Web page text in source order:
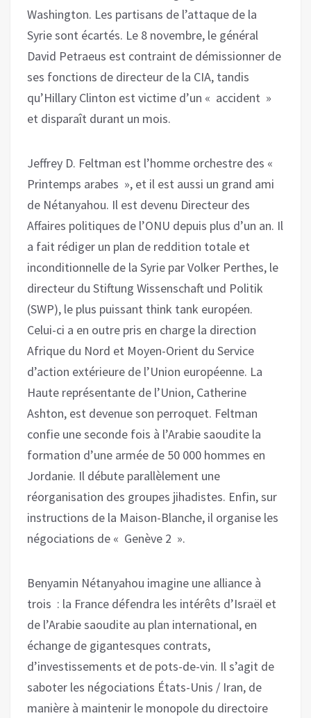
Washington. Les partisans de l’attaque de la
Syrie sont écartés. Le 8 novembre, le général
David Petraeus est contraint de démissionner de
ses fonctions de directeur de la CIA, tandis
qu’Hillary Clinton est victime d’un « accident »
et disparaît durant un mois.
Jeffrey D. Feltman est l’homme orchestre des «
Printemps arabes », et il est aussi un grand ami
de Nétanyahou. Il est devenu Directeur des
Affaires politiques de l’ONU depuis plus d’un an. Il
a fait rédiger un plan de reddition totale et
inconditionnelle de la Syrie par Volker Perthes, le
directeur du Stiftung Wissenschaft und Politik
(SWP), le plus puissant think tank européen.
Celui-ci a en outre pris en charge la direction
Afrique du Nord et Moyen-Orient du Service
d’action extérieure de l’Union européenne. La
Haute représentante de l’Union, Catherine
Ashton, est devenue son perroquet. Feltman
confie une seconde fois à l’Arabie saoudite la
formation d’une armée de 50 000 hommes en
Jordanie. Il débute parallèlement une
réorganisation des groupes jihadistes. Enfin, sur
instructions de la Maison-Blanche, il organise les
négociations de « Genève 2 ».
Benyamin Nétanyahou imagine une alliance à
trois : la France défendra les intérêts d’Israël et
de l’Arabie saoudite au plan international, en
échange de gigantesques contrats,
d’investissements et de pots-de-vin. Il s’agit de
saboter les négociations États-Unis / Iran, de
manière à maintenir le monopole du directoire